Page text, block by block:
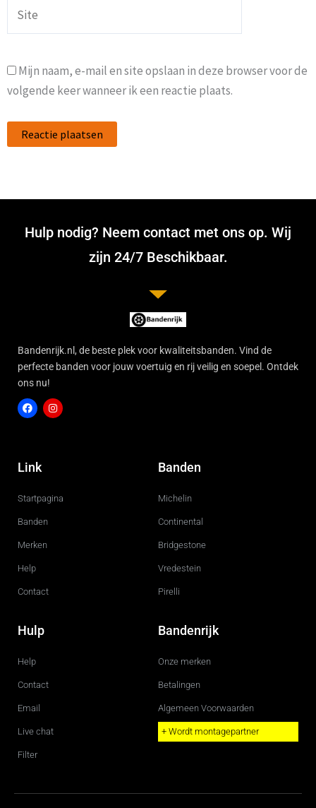
Mijn naam, e-mail en site opslaan in deze browser voor de
volgende keer wanneer ik een reactie plaats.
Hulp nodig? Neem contact met ons op. Wij
zijn 24/7 Beschikbaar.
Bandenrijk.nl, de beste plek voor kwaliteitsbanden. Vind de
perfecte banden voor jouw voertuig en rij veilig en soepel. Ontdek
ons nu!
c
e
o
g
r
Link
Startpagina
Banden
Merken
Help
Contact
Banden
Michelin
Continental
Bridgestone
Vredestein
Pirelli
Hulp
Help
Contact
Email
Live chat
Filter
Bandenrijk
Onze merken
Betalingen
Algemeen Voorwaarden
+ Wordt montagepartner